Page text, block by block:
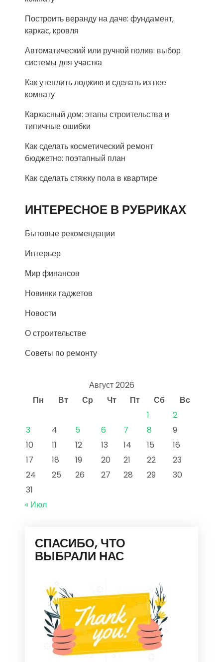
Построить веранду на даче: фундамент,
каркас, кровля
Автоматический или ручной полив: выбор
системы для участка
Как утеплить лоджию и сделать из нее
комнату
Каркасный дом: этапы строительства и
типичные ошибки
Как сделать косметический ремонт
бюджетно: поэтапный план
Как сделать стяжку пола в квартире
ИНТЕРЕСНОЕ В РУБРИКАХ
Бытовые рекомендации
Интерьер
Мир финансов
Новинки гаджетов
Новости
О строительстве
Советы по ремонту
Август 2026
Пн
Вт Ср Чт Пт Сб
Вс
1
2
3
4 5 6 7 8
9
10
11 12 13 14 15
16
17
18 19 20 21 22
23
24
25 26 27 28 29
30
31
« Июл
СПАСИБО, ЧТО
ВЫБРАЛИ НАС